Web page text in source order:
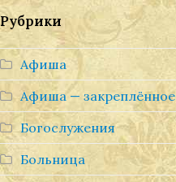
Рубрики
Афиша
Афиша — закреплённое
Богослужения
Больница